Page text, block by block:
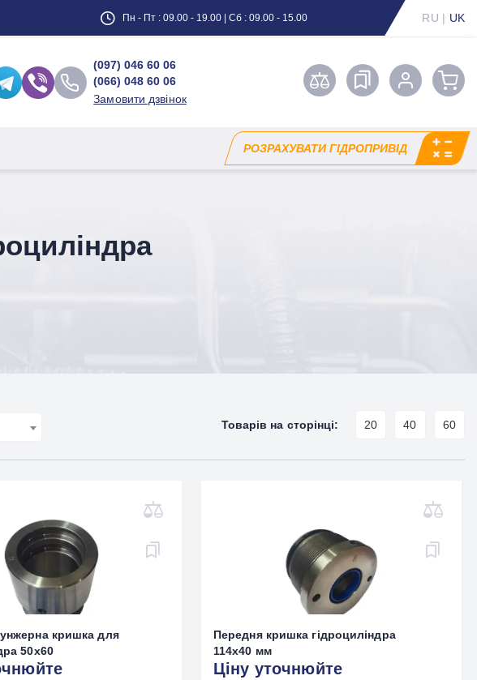
Пн - Пт : 09.00 - 19.00 | Сб : 09.00 - 15.00 RU | UK
(097) 046 60 06
(066) 048 60 06
Замовити дзвінок
РОЗРАХУВАТИ ГІДРОПРИВІД
Товарів на сторінці: 20 40 60
кришка для
50x60
Передня кришка гідроциліндра
114x40 мм
Ціну уточнюйте